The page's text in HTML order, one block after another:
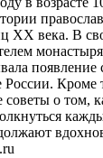
XX века. В
появление
Кроме
о том,